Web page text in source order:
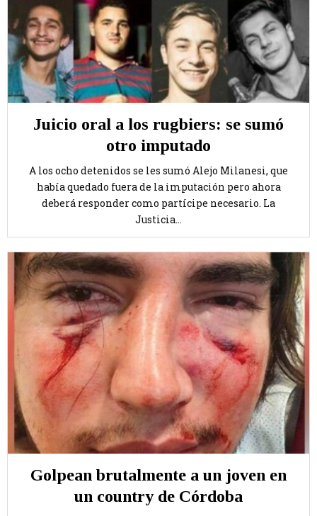
Juicio oral a los rugbiers: se sumó
otro imputado
A los ocho detenidos se les sumó Alejo Milanesi, que
había quedado fuera de la imputación pero ahora
deberá responder como partícipe necesario. La
Justicia...
Golpean brutalmente a un joven en
un country de Córdoba